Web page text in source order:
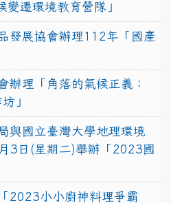
變遷環境教育營隊」
發展協會辦理112年「國產
辦理「角落的氣候正義：
」
與國立臺灣大學地理環境
3日(星期二)舉辦「2023國
2023小小廚神料理爭霸